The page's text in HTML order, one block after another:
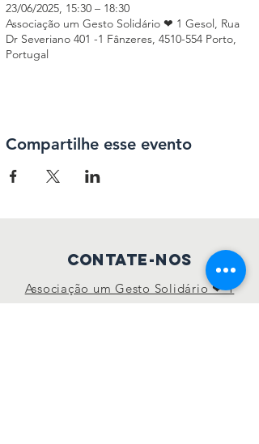
23/06/2025, 15:30 – 18:30
Associação um Gesto Solidário ❤ 1 Gesol, Rua
Dr Severiano 401 -1 Fânzeres, 4510-554 Porto,
Portugal
Compartilhe esse evento
Contate-nos
Associação um Gesto Solidário ❤ 1